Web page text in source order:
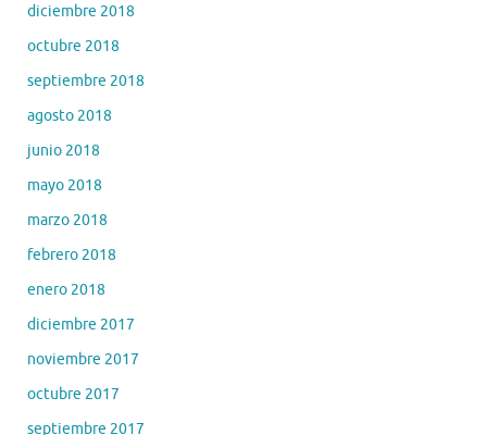
diciembre 2018
octubre 2018
septiembre 2018
agosto 2018
junio 2018
mayo 2018
marzo 2018
febrero 2018
enero 2018
diciembre 2017
noviembre 2017
octubre 2017
septiembre 2017